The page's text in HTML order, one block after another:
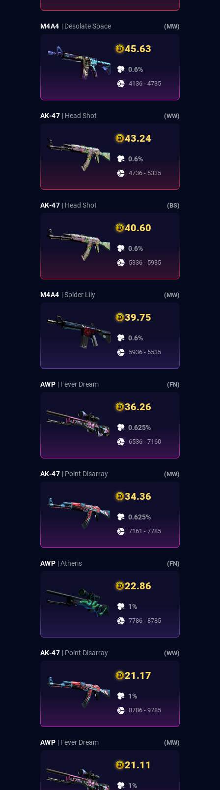
M4A4 | Desolate Space (MW)
45.63
0.6%
4136 - 4735
AK-47 | Head Shot (WW)
43.24
0.6%
4736 - 5335
AK-47 | Head Shot (BS)
40.60
0.6%
5336 - 5935
M4A4 | Spider Lily (MW)
39.75
0.6%
5936 - 6535
AWP | Fever Dream (FN)
36.26
0.625%
6536 - 7160
AK-47 | Point Disarray (MW)
34.36
0.625%
7161 - 7785
AWP | Atheris (FN)
22.86
1%
7786 - 8785
AK-47 | Point Disarray (WW)
21.17
1%
8786 - 9785
AWP | Fever Dream (MW)
21.11
1%